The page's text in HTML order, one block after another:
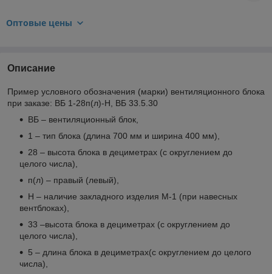
Оптовые цены
Описание
Пример условного обозначения (марки) вентиляционного блока
при заказе: ВБ 1-28п(л)-Н, ВБ 33.5.30
ВБ – вентиляционный блок,
1 – тип блока (длина 700 мм и ширина 400 мм),
28 – высота блока в дециметрах (с округлением до
целого числа),
п(л) – правый (левый),
Н – наличие закладного изделия М-1 (при навесных
вентблоках),
33 –высота блока в дециметрах (с округлением до
целого числа),
5 – длина блока в дециметрах(с округлением до целого
числа),